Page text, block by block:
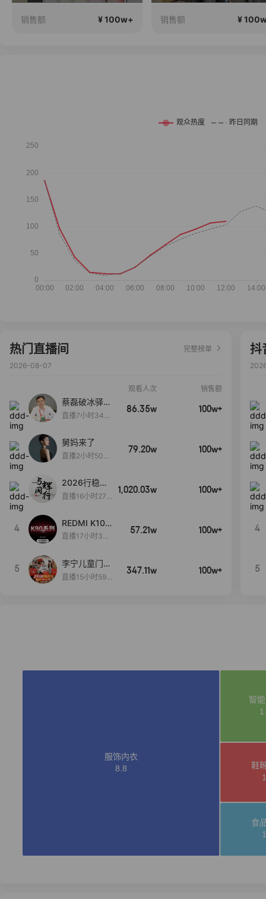
销售额 ¥ 100w+ 销售额 ¥
热门直播间
完整榜单
2026-08-07
观看人次 销售额
蔡磊破冰驿站
直播间好物分
直播7小时34分
86.35w 100w+
舅妈来了
直播2小时50分
79.20w 100w+
2026行稳致
远
直播16小时27
1,020.03w 100w+
4
REDMI K100
Pro系列新品
启！
直播17小时35
57.21w 100w+
5
李宁儿童门店
爆款赤兔8pr
直播15小时59
347.11w 100w+
抖
4
5